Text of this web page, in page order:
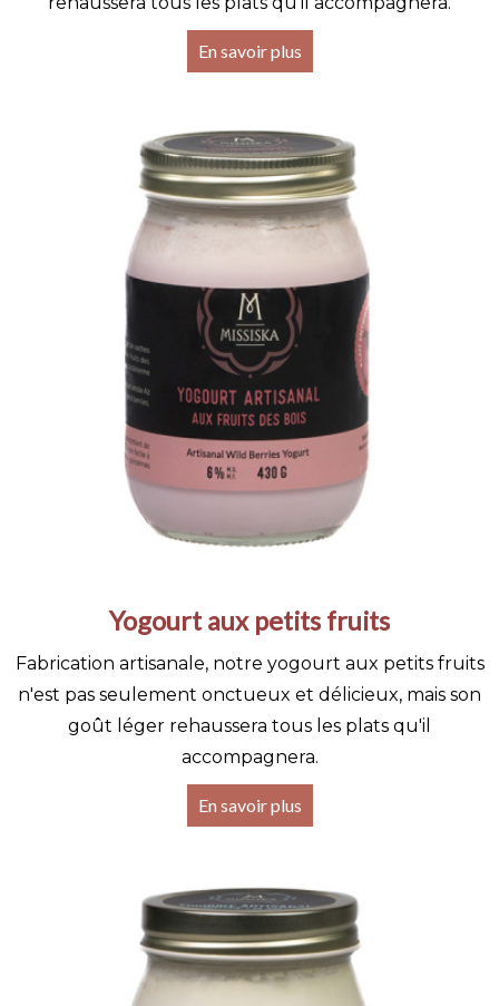
En savoir plus
Yogourt aux petits fruits
Fabrication artisanale, notre yogourt aux petits fruits
n'est pas seulement onctueux et délicieux, mais son
goût léger rehaussera tous les plats qu'il
accompagnera.
En savoir plus